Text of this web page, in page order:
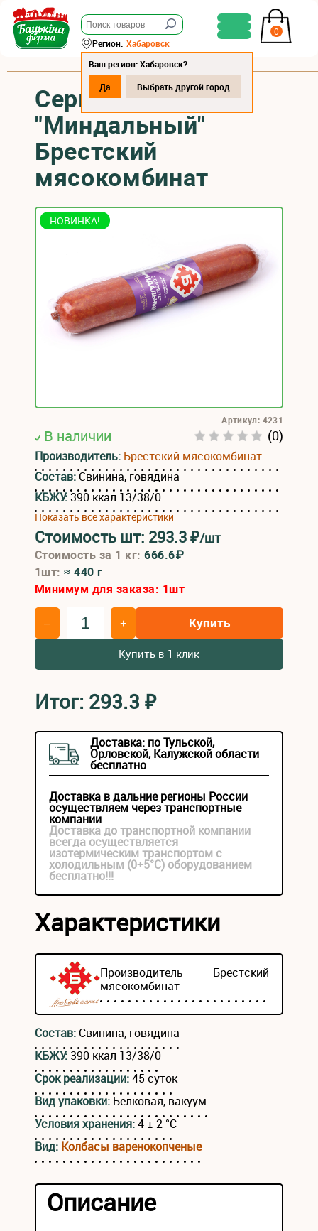
0
Регион: Хабаровск
Ваш регион: Хабаровск?
Да
Выбрать другой город
Сервелат
"Миндальный"
Брестский
мясокомбинат
НОВИНКА!
В наличии (0)
Артикул: 4231
Производитель: Брестский мясокомбинат
Состав: Свинина, говядина
КБЖУ:390 ккал 13/38/0
Показать все характеристики
Стоимость шт: 293.3₽/шт
Стоимость за 1 кг:666.6₽
1шт:≈ 440 г
Минимум для заказа: 1шт
– + Купить
Купить в 1 клик
Итог: 293.3 ₽
Доставка: по Тульской,
Орловской, Калужской области
бесплатно
Доставка в дальние регионы России
осуществляем через транспортные
компании
Доставка до транспортной компании
всегда осуществляется
изотермическим транспортом с
холодильным (0+5°С) оборудованием
бесплатно!!!
Характеристики
Производитель Брестский
мясокомбинат
Состав: Свинина, говядина
КБЖУ:390 ккал 13/38/0
Срок реализации:45 суток
Вид упаковки: Белковая, вакуум
Условия хранения:4 ± 2 °С
Вид: Колбасы варенокопченые
Описание